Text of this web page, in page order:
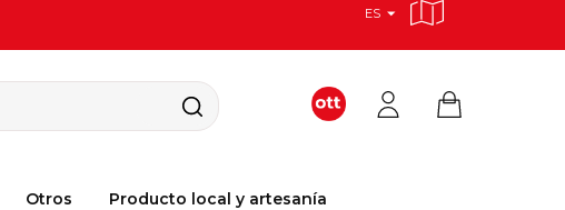
ES
Otros Producto local y artesanía